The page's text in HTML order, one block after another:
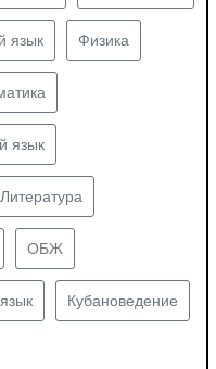
язык Физика
язык
Литература
ОБЖ
Кубановедение